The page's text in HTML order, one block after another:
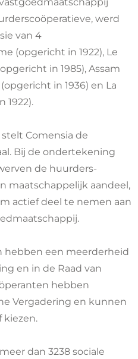
werd
van 4
(opgericht in 1922), Le
in 1985), Assam
in 1936) en La
1922).
Comensia de
Bij de ondertekening
de huurders-
maatschappelijk aandeel,
actief deel te nemen aan
hebben een meerderheid
en in de Raad van
hebben
Vergadering en kunnen
kiezen.
dan 3238 sociale